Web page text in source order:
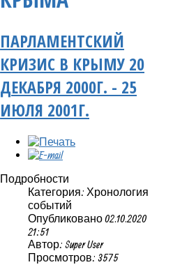
ПАРЛАМЕНТСКИЙ
КРИЗИС В КРЫМУ 20
ДЕКАБРЯ 2000Г. - 25
ИЮЛЯ 2001Г.
Подробности
Категория: Хронология
событий
Опубликовано 02.10.2020
21:51
Автор: Super User
Просмотров: 3575